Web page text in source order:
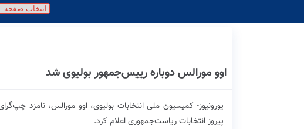
اوو مورالس دوباره رییس‌جمهور بولیوی شد
پیروز انتخابات ریاست‌جمهوری اعلام کرد.